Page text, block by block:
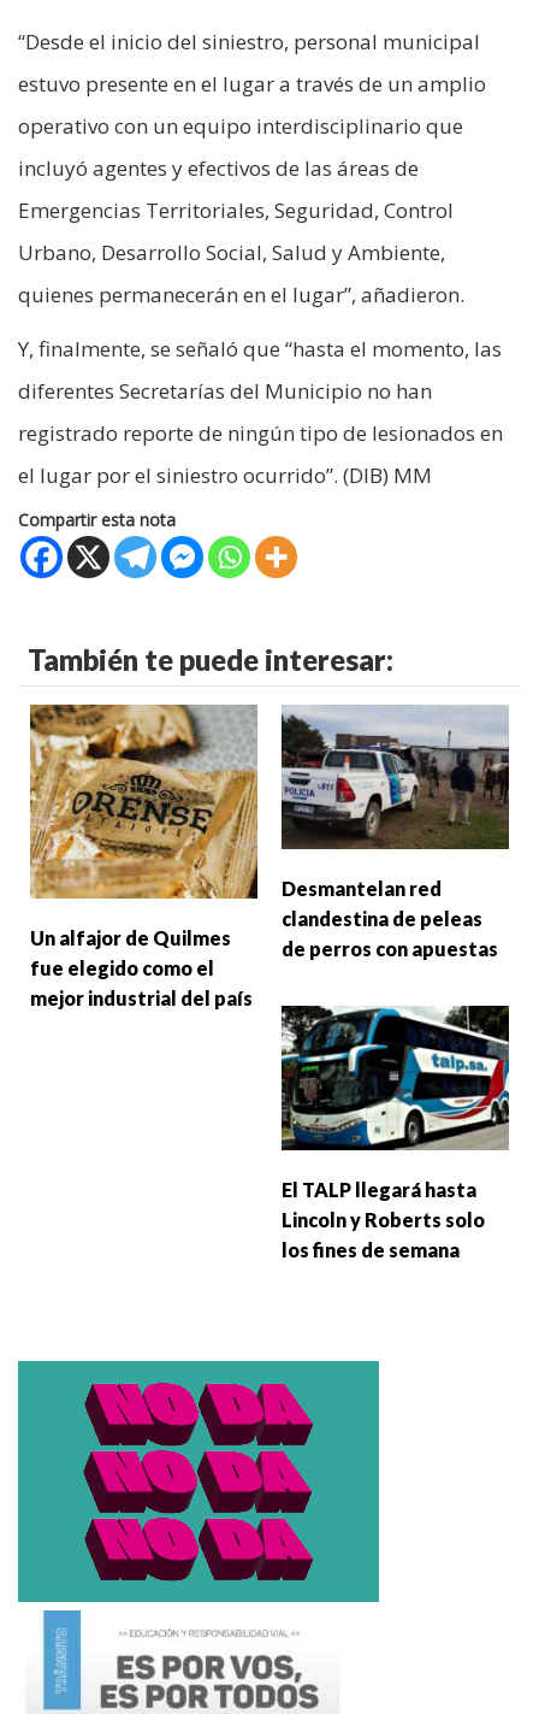
“Desde el inicio del siniestro, personal municipal
estuvo presente en el lugar a través de un amplio
operativo con un equipo interdisciplinario que
incluyó agentes y efectivos de las áreas de
Emergencias Territoriales, Seguridad, Control
Urbano, Desarrollo Social, Salud y Ambiente,
quienes permanecerán en el lugar”, añadieron.
Y, finalmente, se señaló que “hasta el momento, las
diferentes Secretarías del Municipio no han
registrado reporte de ningún tipo de lesionados en
el lugar por el siniestro ocurrido”. (DIB) MM
Compartir esta nota
También te puede interesar:
Un alfajor de Quilmes
fue elegido como el
mejor industrial del país
Desmantelan red
clandestina de peleas
de perros con apuestas
El TALP llegará hasta
Lincoln y Roberts solo
los fines de semana